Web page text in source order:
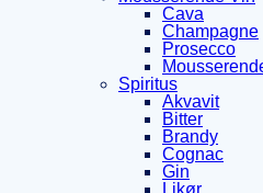
Cava
Champagne
Prosecco
Spiritus
Akvavit
Bitter
Brandy
Cognac
Gin